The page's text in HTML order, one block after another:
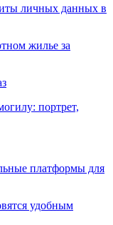
личных данных в
жилье за
портрет,
платформы для
удобным